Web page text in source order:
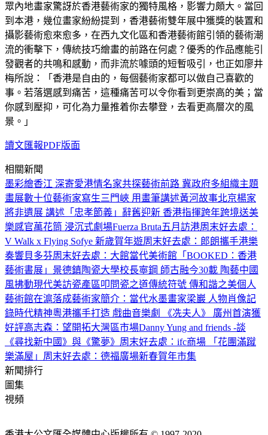
眾內地畫家驚訝於香港藝術家的獨特風格，影響力頗大。當回
到本港，幾位畫家紛紛提到，香港藝術雙年展中獲獎的裝置和
攝影藝術愈來愈多，在西九文化區和香港藝術館引領的藝術潮
流的衝擊下，傳統技巧繪畫的前路在何處？優秀的作品應能引
發觀者的共鳴和感動，而非流於噱頭的短暫吸引，也正如廖井
梅所說：「香港是自由的，每個藝術家都可以做自己喜歡的
事。若落選感到痛苦，這種痛苦可以令你看到更崇高的美；當
你感到壓抑，可化為力量推着你去攀登，去看更高層次的風
景。」
讀文匯報PDF版面
相關新聞
墨彩繪香江 深寄愛港情名家共探藝術前路 冀政府多組織主題
畫展數十位藝術家寫生三門峽 用畫筆講述黃河故事北京楊家
將非遺展 講述「忠孝節義」 辭舊迎新 香港指揮跨年跨境送美
樂感官萬花筒 浸沉式劇場Fuerza Bruta五月訪港周末好去處：
V Walk x Flying Sofye 新歲賀年遊周末好去處：郎朗攜手港樂
奏響貝多芬周末好去處：大館當代美術館「BOOKED：香港
藝術書展」 景德鎮陶瓷大學校長寧鋼 師古融今30載 陶藝中國
風拂動現代美訪瓷產區叩問瓷之道傳統符號 傳和諧之美個人
藝術館在滬落成藝術家簡介： 當代水墨畫家梁巖 人物肖像記
錄時代精神粵港攜手打造 戲曲音樂劇 《冼夫人》 廣州首演獲
好評高志森：望開拓大灣區市場Danny Yung and friends -談
《尋找新中國》與《驚夢》 周末好去處：ifc商場 「花團滿蹴
樂滿屋」 周末好去處：德福廣場新春賀年市集
新聞排行
圖集
視頻